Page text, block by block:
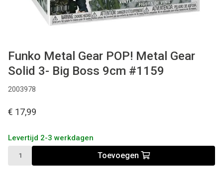
Inkoop
Funko Metal Gear POP! Metal Gear
Solid 3- Big Boss 9cm #1159
2003978
€ 17,99
Levertijd 2-3 werkdagen
Toevoegen